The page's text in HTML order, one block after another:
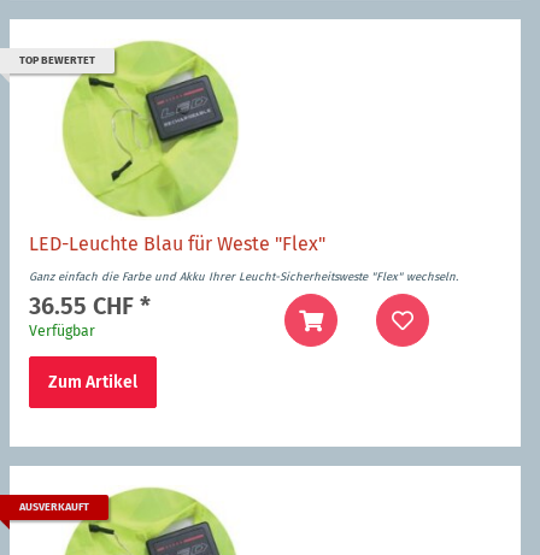
TOP BEWERTET
LED-Leuchte Blau für Weste "Flex"
Ganz einfach die Farbe und Akku Ihrer Leucht-Sicherheitsweste "Flex" wechseln.
36.55 CHF *
Verfügbar
Zum Artikel
AUSVERKAUFT